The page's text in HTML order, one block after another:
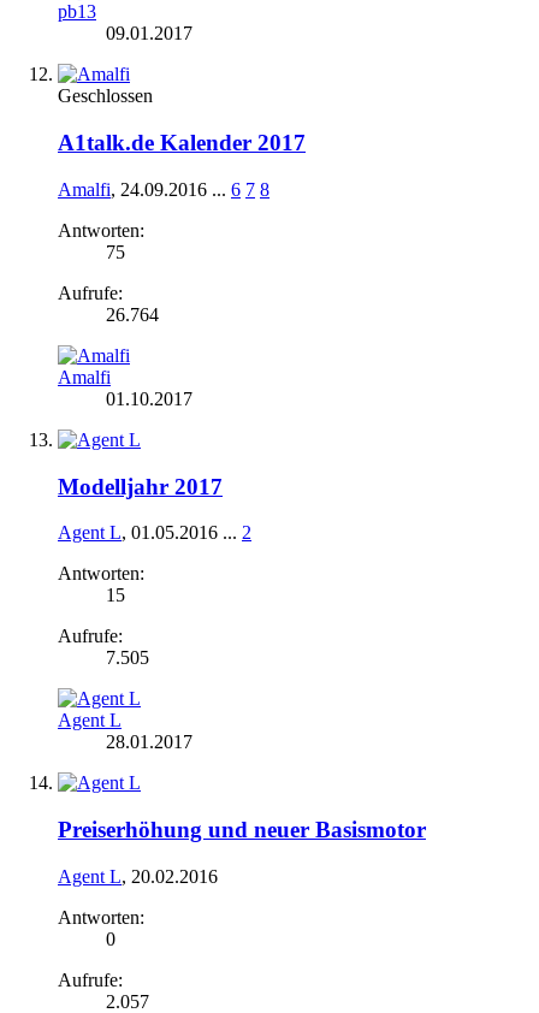
pb13
09.01.2017
Geschlossen
A1talk.de Kalender 2017
Amalfi, 24.09.2016 ... 6 7 8
Antworten:
75
Aufrufe:
26.764
Amalfi
01.10.2017
Modelljahr 2017
Agent L, 01.05.2016 ... 2
Antworten:
15
Aufrufe:
7.505
Agent L
28.01.2017
Preiserhöhung und neuer Basismotor
Agent L, 20.02.2016
Antworten:
0
Aufrufe:
2.057